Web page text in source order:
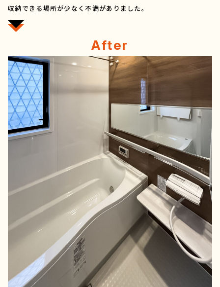
収納できる場所が少なく不満がありました。
After